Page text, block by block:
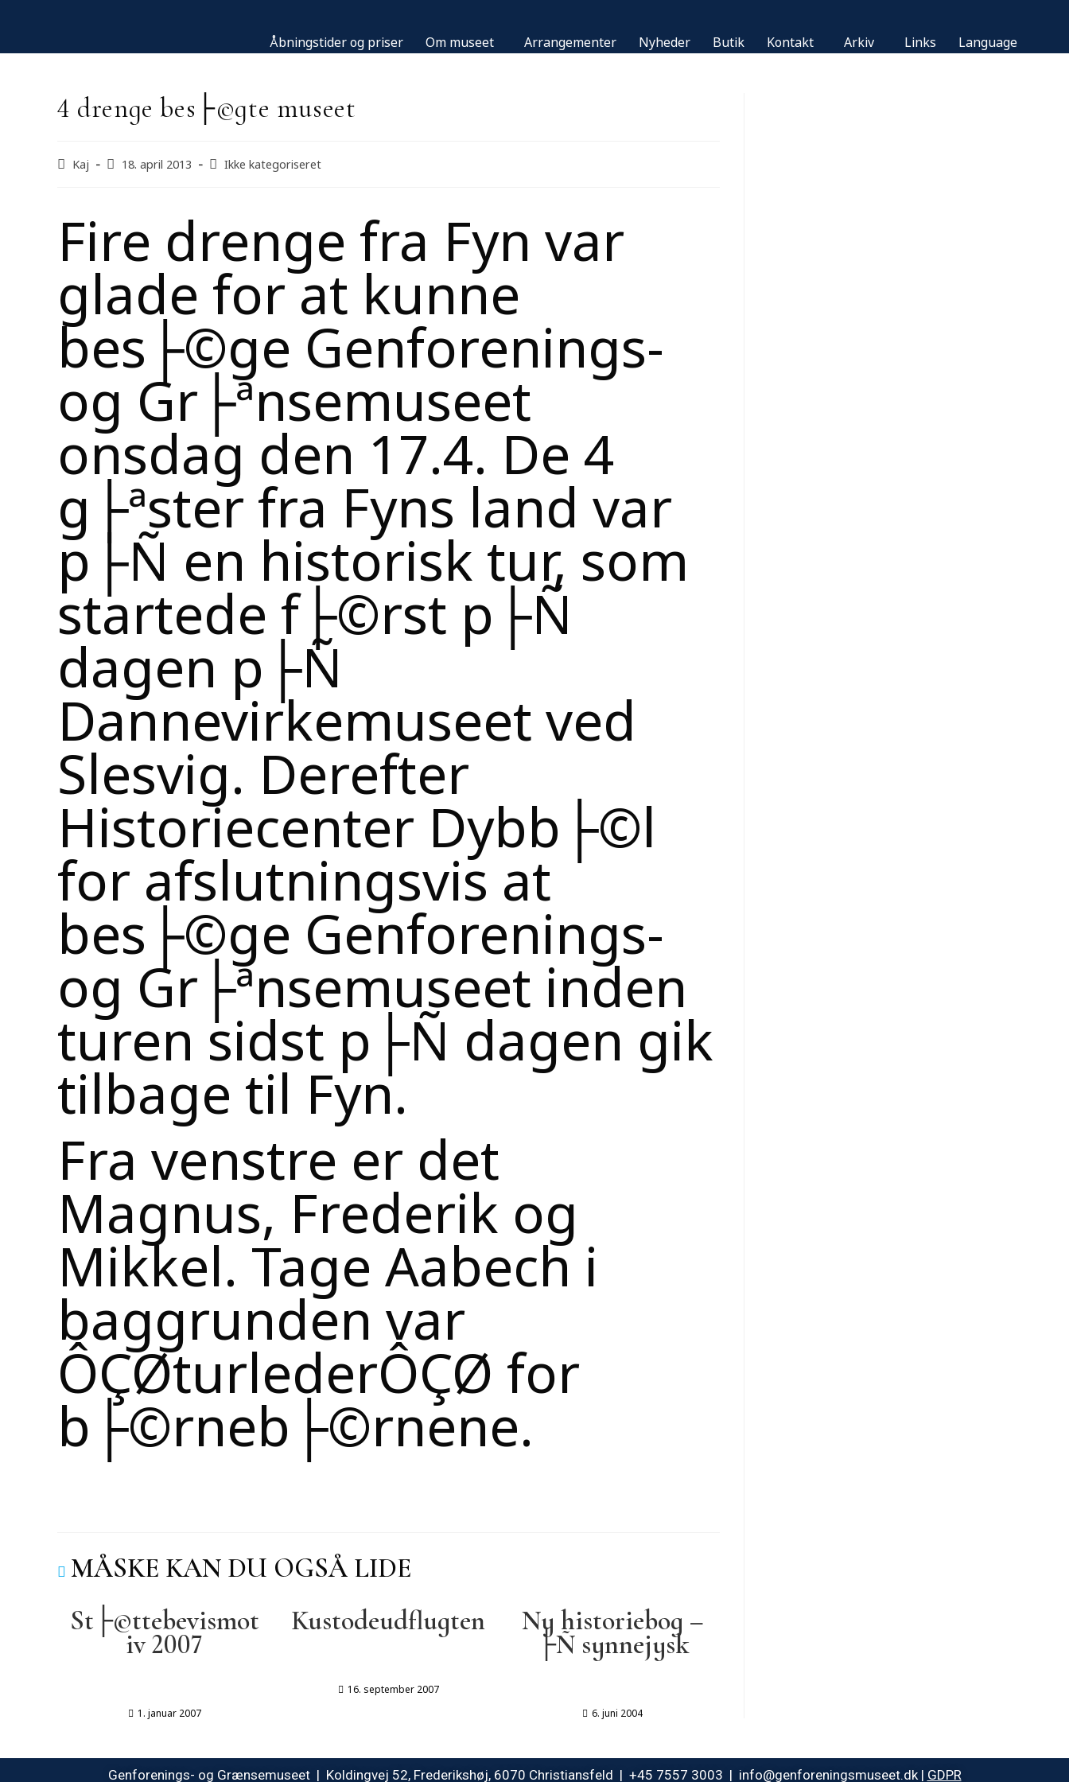
Åbningstider og priser Om museet Arrangementer Nyheder Butik Kontakt Arkiv Links Language
4 drenge bes├©gte museet
Kaj 18. april 2013 Ikke kategoriseret
Fire drenge fra Fyn var
glade for at kunne
bes├©ge Genforenings-
og Gr├ªnsemuseet
onsdag den 17.4. De 4
g├ªster fra Fyns land var
p├Ñ en historisk tur, som
startede f├©rst p├Ñ
dagen p├Ñ
Dannevirkemuseet ved
Slesvig. Derefter
Historiecenter Dybb├©l
for afslutningsvis at
bes├©ge Genforenings-
og Gr├ªnsemuseet inden
turen sidst p├Ñ dagen gik
tilbage til Fyn.
Fra venstre er det
Magnus, Frederik og
Mikkel. Tage Aabech i
baggrunden var
ÔÇØturlederÔÇØ for
b├©rneb├©rnene.
MÅSKE KAN DU OGSÅ LIDE
St├©ttebevismot
iv 2007
1. januar 2007
Kustodeudflugten
16. september 2007
Ny historiebog –
├Ñ synnejysk
6. juni 2004
Genforenings- og Grænsemuseet | Koldingvej 52, Frederikshøj, 6070 Christiansfeld | +45 7557 3003 | info@genforeningsmuseet.dk | GDPR